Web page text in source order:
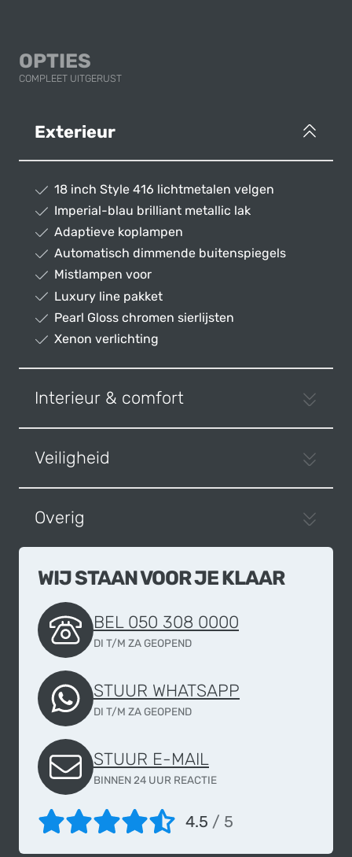
OPTIES
COMPLEET UITGERUST
Exterieur
18 inch Style 416 lichtmetalen velgen
Imperial-blau brilliant metallic lak
Adaptieve koplampen
Automatisch dimmende buitenspiegels
Mistlampen voor
Luxury line pakket
Pearl Gloss chromen sierlijsten
Xenon verlichting
Interieur & comfort
Veiligheid
Overig
WIJ STAAN VOOR JE KLAAR
BEL 050 308 0000
DI T/M ZA GEOPEND
STUUR WHATSAPP
DI T/M ZA GEOPEND
STUUR E-MAIL
BINNEN 24 UUR REACTIE
4.5 / 5